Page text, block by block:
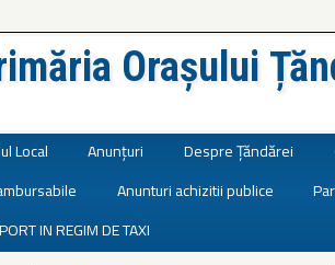
Orașului
Local Anunțuri Despre Țăndărei
Anunturi achizitii publice
IN REGIM DE TAXI